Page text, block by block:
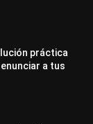
práctica
a tus